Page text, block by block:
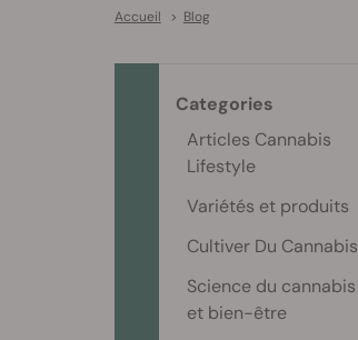
Accueil > Blog
Categories
Articles Cannabis
Lifestyle
Variétés et produits
Cultiver Du Cannabis
Science du cannabis
et bien-être